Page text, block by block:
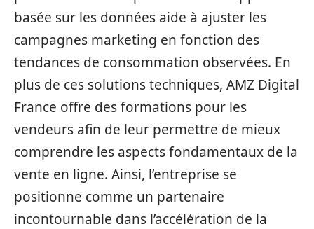
basée sur les données aide à ajuster les
campagnes marketing en fonction des
tendances de consommation observées. En
plus de ces solutions techniques, AMZ Digital
France offre des formations pour les
vendeurs afin de leur permettre de mieux
comprendre les aspects fondamentaux de la
vente en ligne. Ainsi, l’entreprise se
positionne comme un partenaire
incontournable dans l’accélération de la